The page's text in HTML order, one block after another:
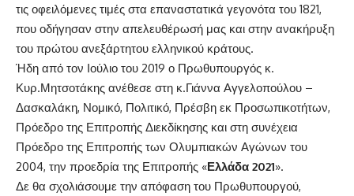
τις οφειλόμενες τιμές στα επαναστατικά γεγονότα του 1821,
που οδήγησαν στην απελευθέρωσή μας και στην ανακήρυξη
του πρώτου ανεξάρτητου ελληνικού κράτους.
Ήδη από τον Ιούλιο του 2019 ο Πρωθυπουργός κ.
Κυρ.Μητσοτάκης ανέθεσε στη κ.Γιάννα Αγγελοπούλου –
Δασκαλάκη, Νομικό, Πολιτικό, Πρέσβη εκ Προσωπικοτήτων,
Πρόεδρο της Επιτροπής Διεκδίκησης και στη συνέχεια
Πρόεδρο της Επιτροπής των Ολυμπιακών Αγώνων του
2004, την προεδρία της Επιτροπής «Ελλάδα 2021».
Δε θα σχολιάσουμε την απόφαση του Πρωθυπουργού,